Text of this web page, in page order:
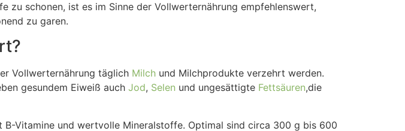
schonen, ist es im Sinne der Vollwerternährung empfehlenswert,
zu garen.
Vollwerternährung täglich Milch und Milchprodukte verzehrt werden.
gesundem Eiweiß auch Jod, Selen und ungesättigte Fettsäuren,die
Vitamine und wertvolle Mineralstoffe. Optimal sind circa 300 g bis 600